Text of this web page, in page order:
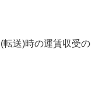
送)時の運賃収受の